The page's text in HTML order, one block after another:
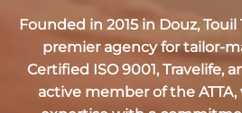
Founded in 2015 in Douz, Touil
premier agency for tailor-
Certified ISO 9001, Travelife,
active member of the ATTA,